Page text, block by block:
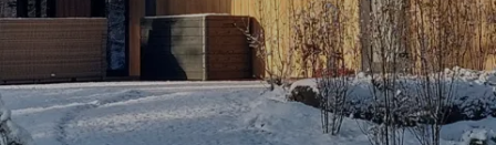
Omgeving
Ontdekken